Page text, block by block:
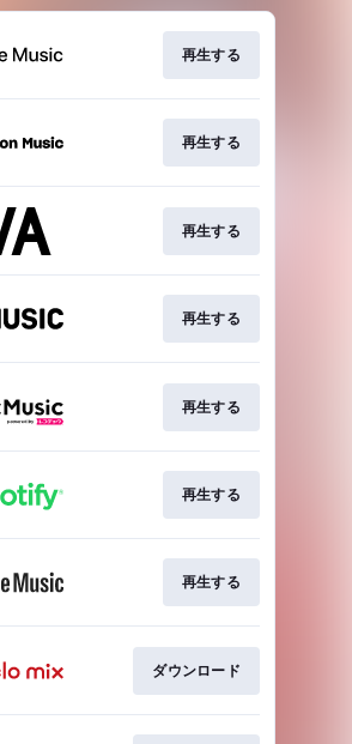
再生する
再生する
再生する
再生する
再生する
再生する
再生する
ダウンロード